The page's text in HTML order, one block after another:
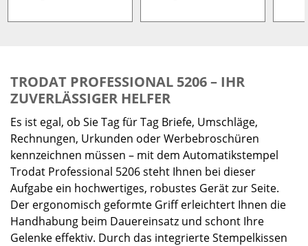
TRODAT PROFESSIONAL 5206 – IHR
ZUVERLÄSSIGER HELFER
Es ist egal, ob Sie Tag für Tag Briefe, Umschläge,
Rechnungen, Urkunden oder Werbebroschüren
kennzeichnen müssen – mit dem Automatikstempel
Trodat Professional 5206 steht Ihnen bei dieser
Aufgabe ein hochwertiges, robustes Gerät zur Seite.
Der ergonomisch geformte Griff erleichtert Ihnen die
Handhabung beim Dauereinsatz und schont Ihre
Gelenke effektiv. Durch das integrierte Stempelkissen